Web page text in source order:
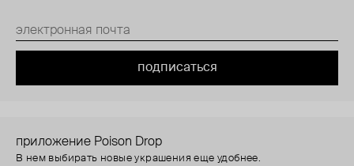
подписаться
приложение Poison Drop
В нем выбирать новые украшения еще удобнее.